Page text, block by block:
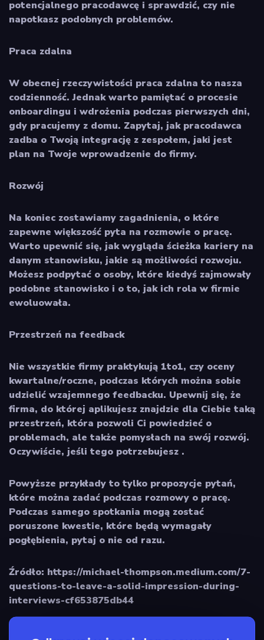
potencjalnego pracodawcę i sprawdzić, czy nie
napotkasz podobnych problemów.
Praca zdalna
W obecnej rzeczywistości praca zdalna to nasza
codzienność. Jednak warto pamiętać o procesie
onboardingu i wdrożenia podczas pierwszych dni,
gdy pracujemy z domu. Zapytaj, jak pracodawca
zadba o Twoją integrację z zespołem, jaki jest
plan na Twoje wprowadzenie do firmy.
Rozwój
Na koniec zostawiamy zagadnienia, o które
zapewne większość pyta na rozmowie o pracę.
Warto upewnić się, jak wygląda ścieżka kariery na
danym stanowisku, jakie są możliwości rozwoju.
Możesz podpytać o osoby, które kiedyś zajmowały
podobne stanowisko i o to, jak ich rola w firmie
ewoluowała.
Przestrzeń na feedback
Nie wszystkie firmy praktykują 1to1, czy oceny
kwartalne/roczne, podczas których można sobie
udzielić wzajemnego feedbacku. Upewnij się, że
firma, do której aplikujesz znajdzie dla Ciebie taką
przestrzeń, która pozwoli Ci powiedzieć o
problemach, ale także pomysłach na swój rozwój.
Oczywiście, jeśli tego potrzebujesz .
Powyższe przykłady to tylko propozycje pytań,
które można zadać podczas rozmowy o pracę.
Podczas samego spotkania mogą zostać
poruszone kwestie, które będą wymagały
pogłębienia, pytaj o nie od razu.
Źródło: https://michael-thompson.medium.com/7-
questions-to-leave-a-solid-impression-during-
interviews-cf653875db44